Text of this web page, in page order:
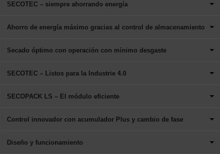
SECOTEC – siempre ahorrando energía
Ahorro de energía máximo gracias al control de almacenamiento
Secado óptimo con operación con mínimo desgaste
SECOTEC – Listos para la Industrie 4.0
SECOPACK LS – El módulo eficiente
Control innovador con acumulador Plus y cambio de fase
Diseño y funcionamiento